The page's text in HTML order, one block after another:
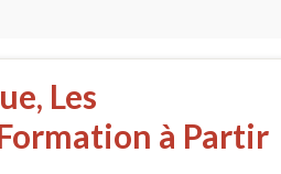
Les
à Partir